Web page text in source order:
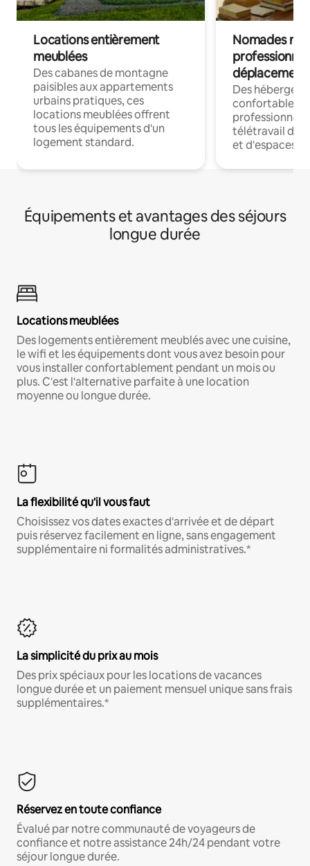
Locations entièrement
meublées
Des cabanes de montagne
paisibles aux appartements
urbains pratiques, ces
locations meublées offrent
tous les équipements d'un
logement standard.
Nomades
déplacement
Des
confortables
professionnels
télétravail
et d'espaces
Équipements et avantages des séjours
longue durée
Locations meublées
Des logements entièrement meublés avec une cuisine,
le wifi et les équipements dont vous avez besoin pour
vous installer confortablement pendant un mois ou
plus. C'est l'alternative parfaite à une location
moyenne ou longue durée.
La flexibilité qu'il vous faut
Choisissez vos dates exactes d'arrivée et de départ
puis réservez facilement en ligne, sans engagement
supplémentaire ni formalités administratives.*
La simplicité du prix au mois
Des prix spéciaux pour les locations de vacances
longue durée et un paiement mensuel unique sans frais
supplémentaires.*
Réservez en toute confiance
Évalué par notre communauté de voyageurs de
confiance et notre assistance 24h/24 pendant votre
séjour longue durée.